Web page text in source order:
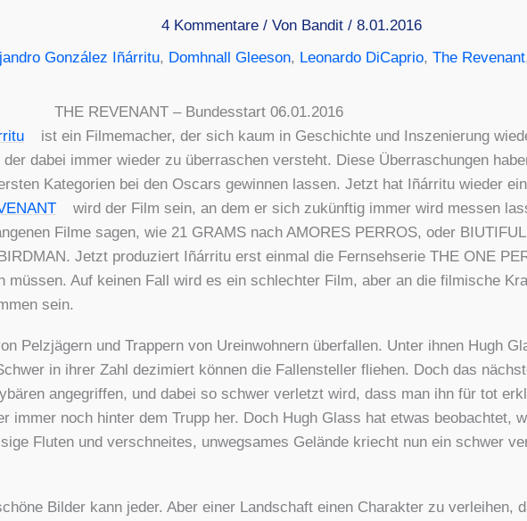
4 Kommentare / Von Bandit / 8.01.2016
González Iñárritu, Domhnall Gleeson, Leonardo DiCaprio, The Revenant
THE REVENANT – Bun­des­start 06.01.2016
ist ein Fil­me­ma­cher, der sich kaum in Geschich­te und Insze­nie­rung
dabei immer wie­der zu über­ra­schen ver­steht. Die­se Über­ra­schun­gen
Kate­go­rien bei den Oscars gewin­nen las­sen. Jetzt hat Iñár­ri­tu wie­der
wird der Film sein, an dem er sich zukünf­tig immer wird mes­sen
Fil­me sagen, wie 21 GRAMS nach AMORES PERROS, oder
Jetzt pro­du­ziert Iñár­ri­tu erst ein­mal die Fern­seh­se­rie THE ONE
müs­sen. Auf kei­nen Fall wird es ein schlech­ter Film, aber an die fil­mi­sche
sein.
Pelz­jä­gern und Trap­pern von Urein­woh­nern über­fal­len. Unter ihnen Hugh
in ihrer Zahl dezi­miert kön­nen die Fal­len­stel­ler flie­hen. Doch das
ange­grif­fen, und dabei so schwer ver­letzt wird, dass man ihn für tot
immer noch hin­ter dem Trupp her. Doch Hugh Glass hat etwas beob­ach­tet,
Flu­ten und ver­schnei­tes, unweg­sa­mes Gelän­de kriecht nun ein schwer
Bil­der kann jeder. Aber einer Land­schaft einen Cha­rak­ter zu ver­lei­hen,